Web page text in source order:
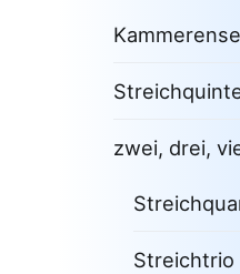
zwei, drei,
Streichtrio